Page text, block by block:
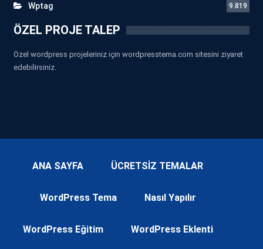
Wptag 9.819
ÖZEL PROJE TALEP
Özel wordpress projeleriniz için wordpresstema.com sitesini ziyaret
edebilirsiniz.
ANA SAYFA ÜCRETSİZ TEMALAR
WordPress Tema Nasıl Yapılır
WordPress Eğitim WordPress Eklenti